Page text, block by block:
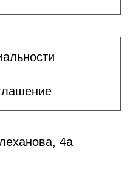
4а